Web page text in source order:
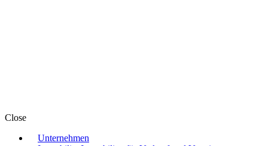
Close
Unternehmen